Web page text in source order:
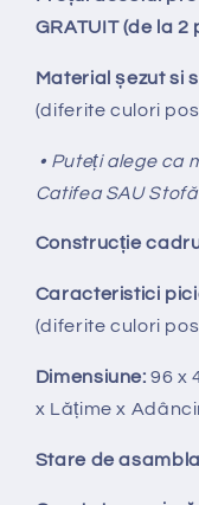
GRATUIT (de la 2
Material șezut si
(diferite culori
• Puteți alege ca
Catifea SAU Stofă
Construcție
Caracteristici
(diferite culori
Dimensiune: 96 x
x Lățime x
Stare de